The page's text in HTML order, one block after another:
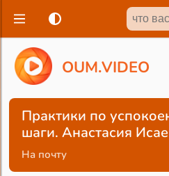
OUM.VIDEO
Практики по
шаги. Анастасия
На почту